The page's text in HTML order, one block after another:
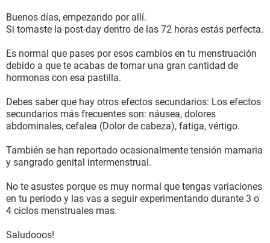
Buenos días, empezando por allí.
Si tomaste la post-day dentro de las 72 horas estás perfecta.
Es normal que pases por esos cambios en tu menstruación
debido a que te acabas de tomar una gran cantidad de
hormonas con esa pastilla.
Debes saber que hay otros efectos secundarios: Los efectos
secundarios más frecuentes son: náusea, dolores
abdominales, cefalea (Dolor de cabeza), fatiga, vértigo.
También se han reportado ocasionalmente tensión mamaria
y sangrado genital intermenstrual.
No te asustes porque es muy normal que tengas variaciones
en tu período y las vas a seguir experimentando durante 3 o
4 ciclos menstruales mas.
Saludooos!